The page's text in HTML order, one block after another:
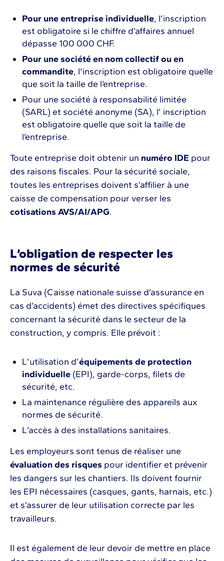
Pour une entreprise individuelle, l’inscription
est obligatoire si le chiffre d’affaires annuel
dépasse 100 000 CHF.
Pour une société en nom collectif ou en
commandite, l'inscription est obligatoire quelle
que soit la taille de l’entreprise.
Pour une société à responsabilité limitée
(SARL) et société anonyme (SA), l’ inscription
est obligatoire quelle que soit la taille de
l’entreprise.
Toute entreprise doit obtenir un numéro IDE pour
des raisons fiscales. Pour la sécurité sociale,
toutes les entreprises doivent s’affilier à une
caisse de compensation pour verser les
cotisations AVS/AI/APG.
L’obligation de respecter les
normes de sécurité
La Suva (Caisse nationale suisse d’assurance en
cas d’accidents) émet des directives spécifiques
concernant la sécurité dans le secteur de la
construction, y compris. Elle prévoit :
L’utilisation d’équipements de protection
individuelle (EPI), garde-corps, filets de
sécurité, etc.
La maintenance régulière des appareils aux
normes de sécurité.
L’accès à des installations sanitaires.
Les employeurs sont tenus de réaliser une
évaluation des risques pour identifier et prévenir
les dangers sur les chantiers. Ils doivent fournir
les EPI nécessaires (casques, gants, harnais, etc.)
et s’assurer de leur utilisation correcte par les
travailleurs.
Il est également de leur devoir de mettre en place